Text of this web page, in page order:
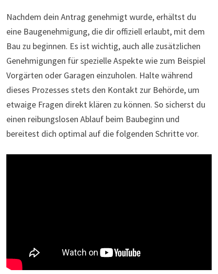
Nachdem dein Antrag genehmigt wurde, erhältst du
eine Baugenehmigung, die dir offiziell erlaubt, mit dem
Bau zu beginnen. Es ist wichtig, auch alle zusätzlichen
Genehmigungen für spezielle Aspekte wie zum Beispiel
Vorgärten oder Garagen einzuholen. Halte während
dieses Prozesses stets den Kontakt zur Behörde, um
etwaige Fragen direkt klären zu können. So sicherst du
einen reibungslosen Ablauf beim Baubeginn und
bereitest dich optimal auf die folgenden Schritte vor.